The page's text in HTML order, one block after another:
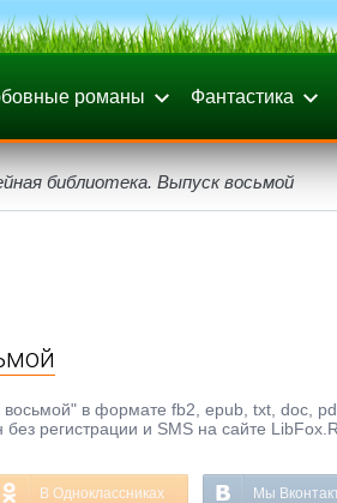
романы Фантастика
библиотека. Выпуск восьмой
восьмой" в формате fb2, epub, txt, doc,
регистрации и SMS на сайте
В Одноклассниках Мы